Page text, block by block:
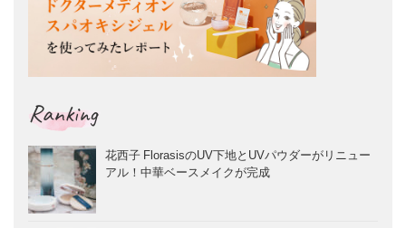
Ranking
花西子 FlorasisのUV下地とUVパウダーがリニュー
アル！中華ベースメイクが完成